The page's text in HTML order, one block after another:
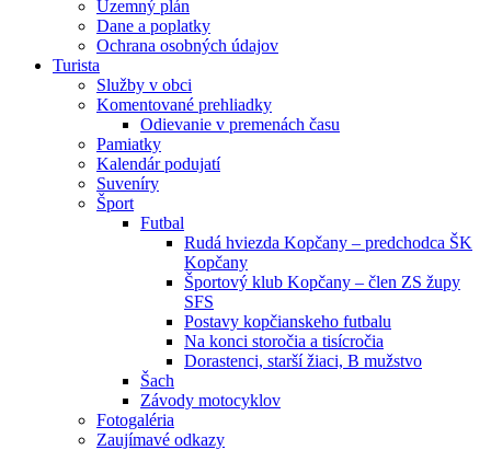
Územný plán
Dane a poplatky
Ochrana osobných údajov
Turista
Služby v obci
Komentované prehliadky
Odievanie v premenách času
Pamiatky
Kalendár podujatí
Suveníry
Šport
Futbal
Rudá hviezda Kopčany – predchodca ŠK
Kopčany
Športový klub Kopčany – člen ZS župy
SFS
Postavy kopčianskeho futbalu
Na konci storočia a tisícročia
Dorastenci, starší žiaci, B mužstvo
Šach
Závody motocyklov
Fotogaléria
Zaujímavé odkazy